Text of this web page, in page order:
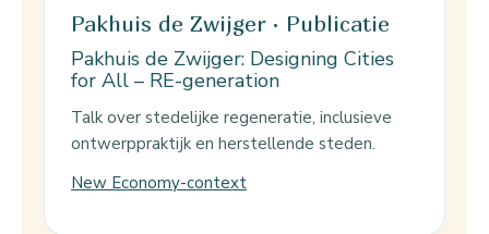
Pakhuis de Zwijger · Publicatie
Pakhuis de Zwijger: Designing Cities
for All – RE-generation
Talk over stedelijke regeneratie, inclusieve
ontwerppraktijk en herstellende steden.
New Economy-context